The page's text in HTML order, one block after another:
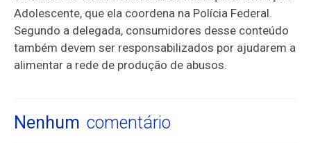
Adolescente, que ela coordena na Polícia Federal.
Segundo a delegada, consumidores desse conteúdo
também devem ser responsabilizados por ajudarem a
alimentar a rede de produção de abusos.
Nenhum comentário